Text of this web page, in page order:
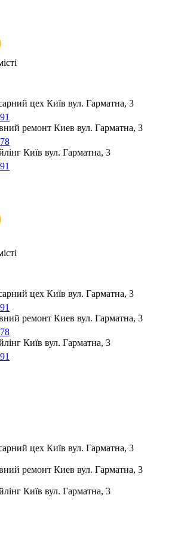
цех Київ вул. Гарматна, 3
ремонт Киев вул. Гарматна, 3
Київ вул. Гарматна, 3
цех Київ вул. Гарматна, 3
ремонт Киев вул. Гарматна, 3
Київ вул. Гарматна, 3
цех Київ вул. Гарматна, 3
ремонт Киев вул. Гарматна, 3
Київ вул. Гарматна, 3